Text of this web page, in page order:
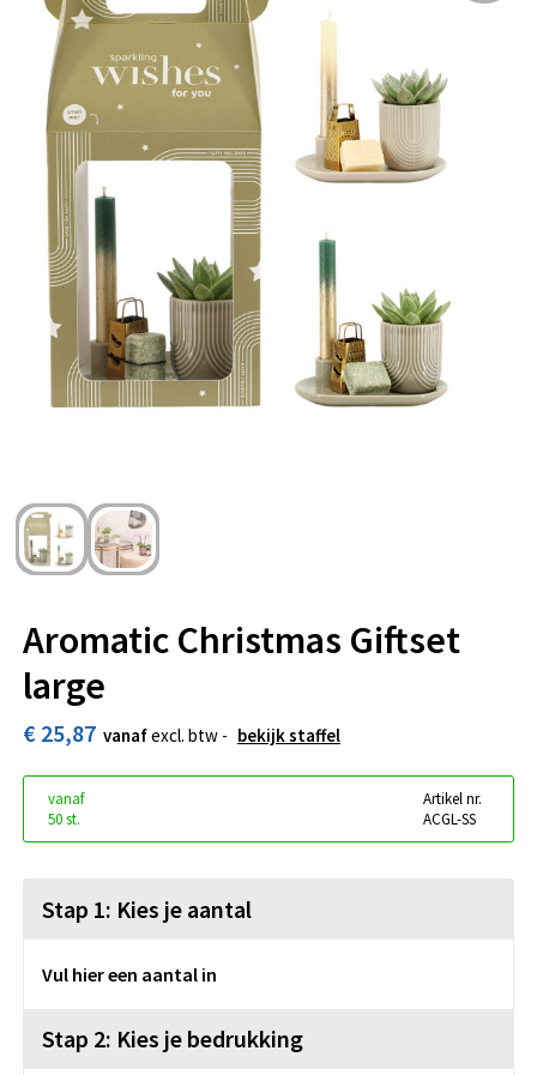
Arm- en handbescherming
Ademhalingsbescherming
Gehoorbescherming
Oog- en gelaatsbescherming
Hoofdbescherming
Broeken en Rokken
Aromatic Christmas Giftset
large
€ 25,87 vanafexcl. btw - bekijk staffel
vanaf
50 st.
Artikel nr.
ACGL-SS
Stap 1: Kies je aantal
Vul hier een aantal in
Stap 2: Kies je bedrukking